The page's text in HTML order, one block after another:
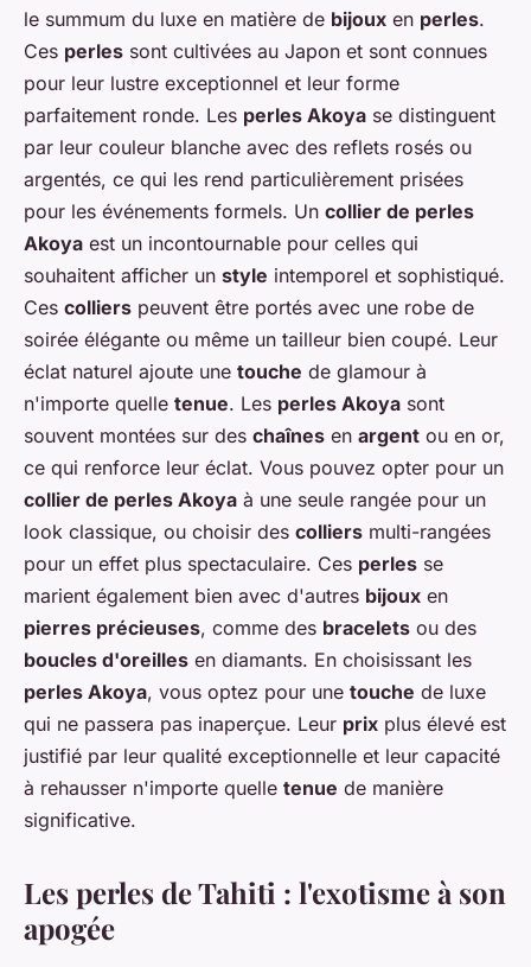
le summum du luxe en matière de bijoux en perles.
Ces perles sont cultivées au Japon et sont connues
pour leur lustre exceptionnel et leur forme
parfaitement ronde. Les perles Akoya se distinguent
par leur couleur blanche avec des reflets rosés ou
argentés, ce qui les rend particulièrement prisées
pour les événements formels. Un collier de perles
Akoya est un incontournable pour celles qui
souhaitent afficher un style intemporel et sophistiqué.
Ces colliers peuvent être portés avec une robe de
soirée élégante ou même un tailleur bien coupé. Leur
éclat naturel ajoute une touche de glamour à
n'importe quelle tenue. Les perles Akoya sont
souvent montées sur des chaînes en argent ou en or,
ce qui renforce leur éclat. Vous pouvez opter pour un
collier de perles Akoya à une seule rangée pour un
look classique, ou choisir des colliers multi-rangées
pour un effet plus spectaculaire. Ces perles se
marient également bien avec d'autres bijoux en
pierres précieuses, comme des bracelets ou des
boucles d'oreilles en diamants. En choisissant les
perles Akoya, vous optez pour une touche de luxe
qui ne passera pas inaperçue. Leur prix plus élevé est
justifié par leur qualité exceptionnelle et leur capacité
à rehausser n'importe quelle tenue de manière
significative.
Les perles de Tahiti : l'exotisme à son
apogée